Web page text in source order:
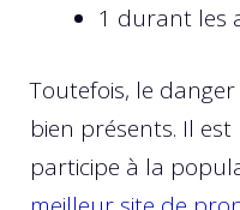
1 durant les
Toutefois, le
bien présents. Il
participe à la